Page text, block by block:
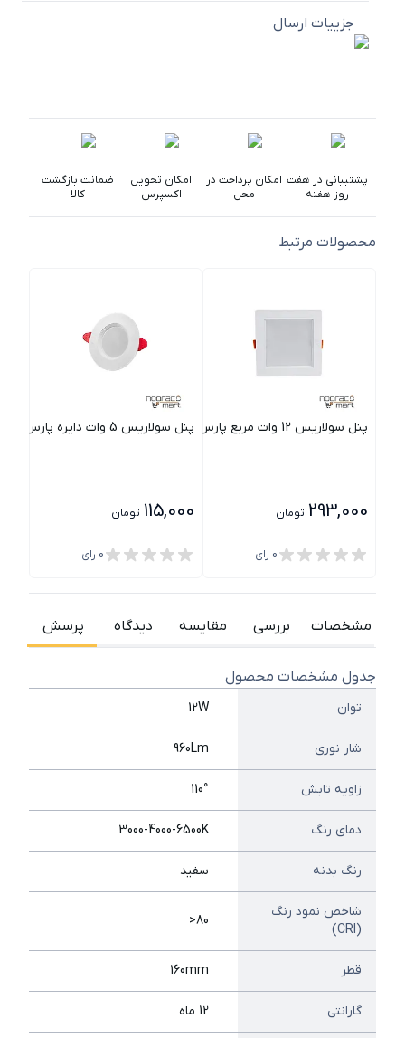
جزییات ارسال
پشتیبانی در هفت
روز هفته
امکان پرداخت در
محل
امکان تحویل
اکسپرس
ضمانت بازگشت
کالا
محصولات مرتبط
پنل سولاریس 12 وات مربع پارس شعاع توس
293,000 تومان
0 رای
پنل سولاریس 5 وات دایره پارس شعاع توس
115,000 تومان
0 رای
مشخصات بررسی مقایسه دیدگاه پرسش
جدول مشخصات محصول
توان 12W
شار نوری 960Lm
زاویه تابش 110°
دمای رنگ 3000-4000-6500K
رنگ بدنه سفید
شاخص نمود رنگ
(CRI)
80<
قطر 160mm
گارانتی 12 ماه